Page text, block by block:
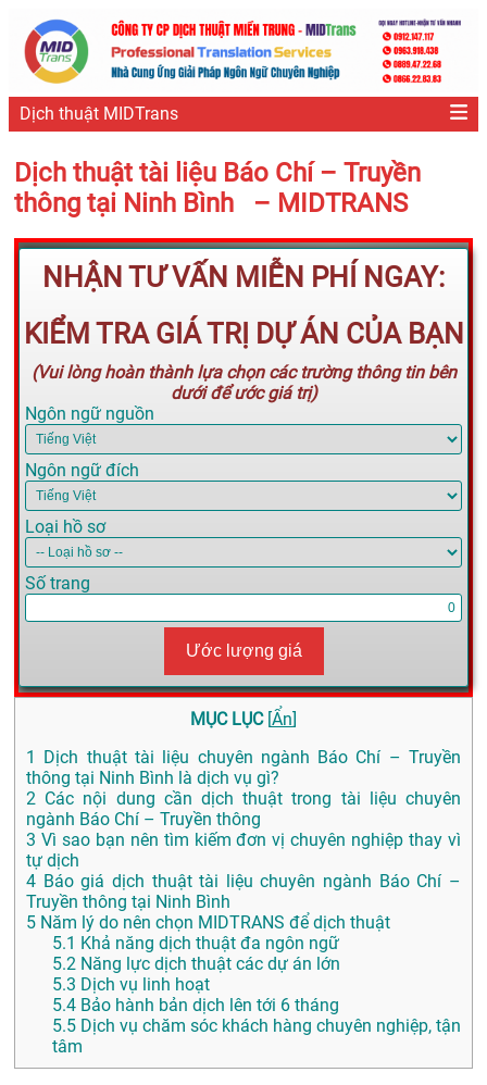
Dịch thuật MIDTrans
Dịch thuật tài liệu Báo Chí – Truyền
thông tại Ninh Bình – MIDTRANS
NHẬN TƯ VẤN MIỄN PHÍ NGAY:
KIỂM TRA GIÁ TRỊ DỰ ÁN CỦA BẠN
(Vui lòng hoàn thành lựa chọn các trường thông tin bên
dưới để ước giá trị)
Ngôn ngữ nguồn
Ngôn ngữ đích
Loại hồ sơ
Số trang
Ước lượng giá
MỤC LỤC [Ẩn]
1
Dịch thuật tài liệu chuyên ngành Báo Chí – Truyền
thông tại Ninh Bình là dịch vụ gì?
2 Các nội dung cần dịch thuật trong tài liệu chuyên
ngành Báo Chí – Truyền thông
3 Vì sao bạn nên tìm kiếm đơn vị chuyên nghiệp thay vì
tự dịch
4 Báo giá dịch thuật tài liệu chuyên ngành Báo Chí –
Truyền thông tại Ninh Bình
5 Năm lý do nên chọn MIDTRANS để dịch thuật
5.1 Khả năng dịch thuật đa ngôn ngữ
5.2 Năng lực dịch thuật các dự án lớn
5.3 Dịch vụ linh hoạt
5.4 Bảo hành bản dịch lên tới 6 tháng
5.5 Dịch vụ chăm sóc khách hàng chuyên nghiệp, tận
tâm